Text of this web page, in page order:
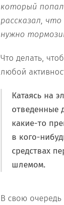
который попал
рассказал,
нужно
Что делать,
любой
Катаясь на
отведенные
какие-то
в кого-
средствах
шлемом.
В свою очередь